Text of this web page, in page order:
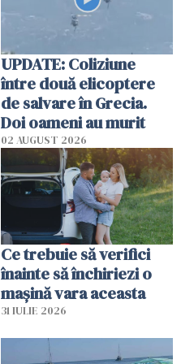
UPDATE: Coliziune
între două elicoptere
de salvare în Grecia.
Doi oameni au murit
02 AUGUST 2026
Ce trebuie să verifici
înainte să închiriezi o
mașină vara aceasta
31 IULIE 2026